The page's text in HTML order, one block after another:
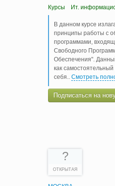
Курсы
Ит.
В данном курсе
принципы работы с
программами,
Свободного
Обеспечения".
как
себя.. Смотреть
Подписаться на
?
ОТКРЫТАЯ